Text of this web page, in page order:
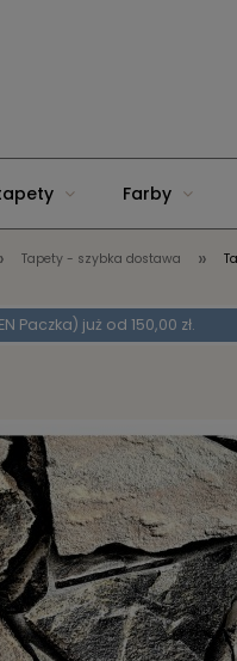
Farby
Tapety - szybka dostawa »
Paczka) już od 150,00 zł.